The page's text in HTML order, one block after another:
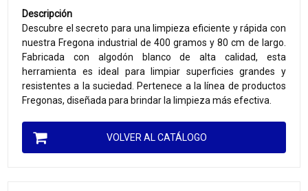
Descripción
Descubre el secreto para una limpieza eficiente y rápida con
nuestra Fregona industrial de 400 gramos y 80 cm de largo.
Fabricada con algodón blanco de alta calidad, esta
herramienta es ideal para limpiar superficies grandes y
resistentes a la suciedad. Pertenece a la línea de productos
Fregonas, diseñada para brindar la limpieza más efectiva.
VOLVER AL CATÁLOGO